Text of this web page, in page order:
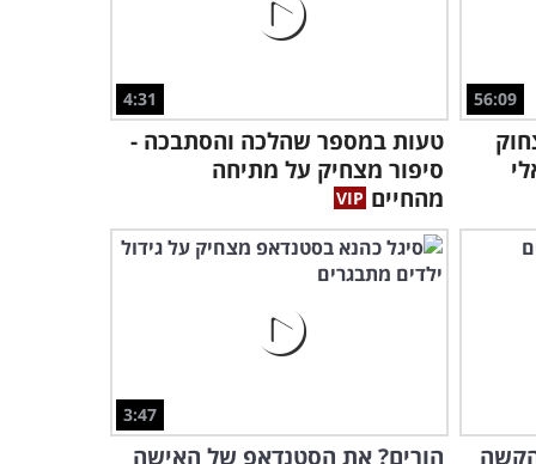
מצחיק כמה שהחיות האלו
3:10
אוסף הנשיקות הזה הוא הדבר
הכי חמוד ומשעשע שתראו כל
היום!
אתם חייבים לראות את החיות
שום דבר לא יעצור אותי: צפו
מה"כלא" שלהן
56:09
4:31
טעות במספר שהלכה והסתבכה -
סיפור מצחיק על מתיחה
מהחיים
3:47
הורים? את הסטנדאפ של האישה